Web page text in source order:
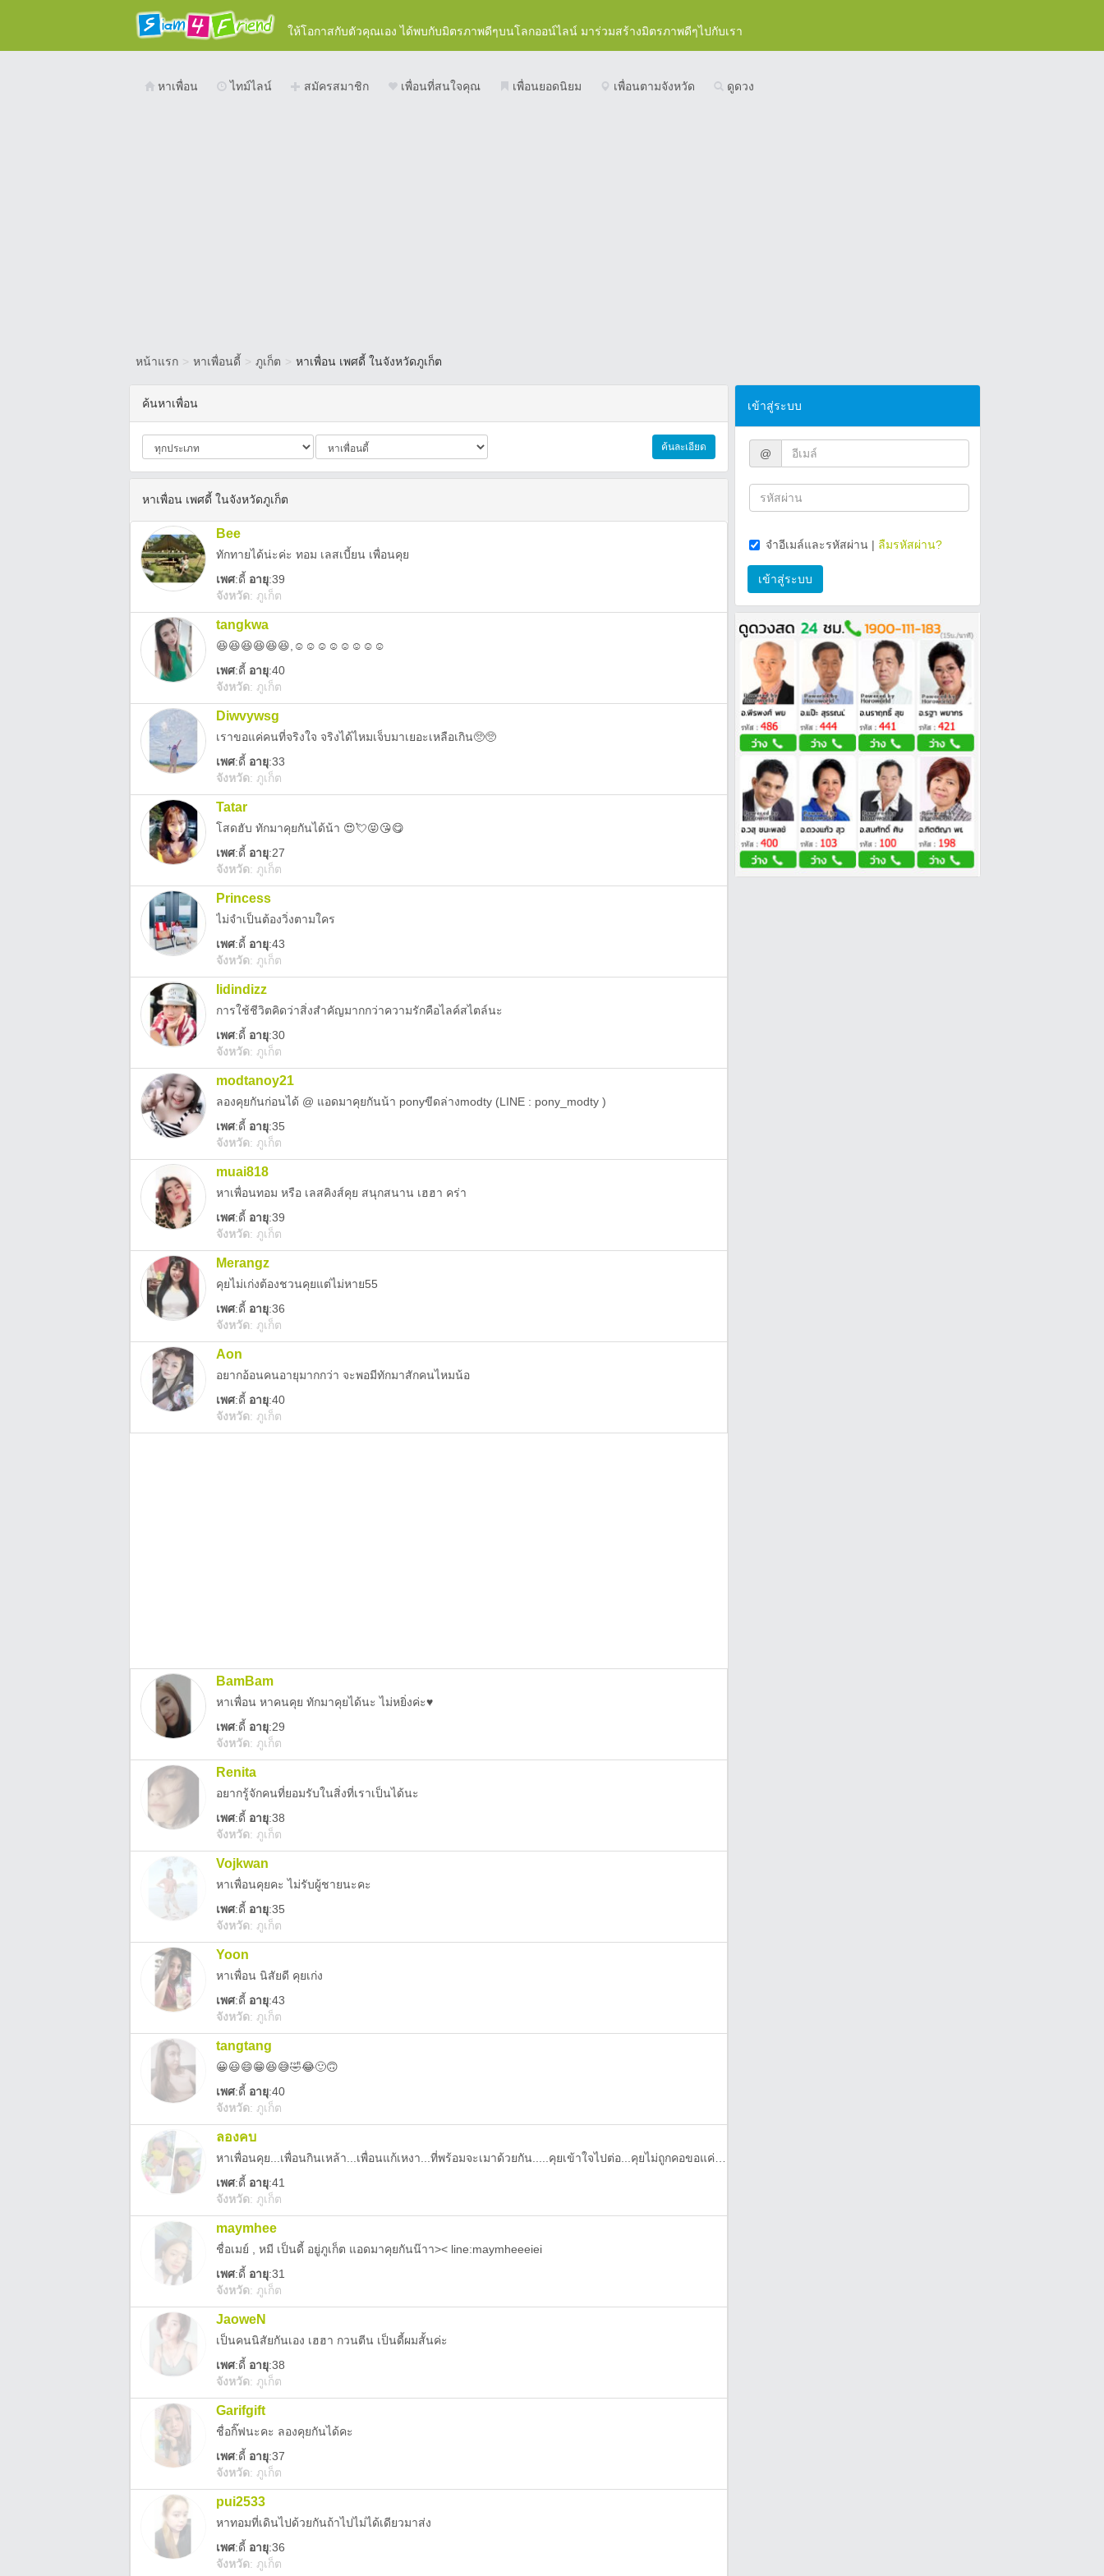
ให้โอกาสกับตัวคุณเอง ได้พบกับมิตรภาพดีๆบนโลกออน์ไลน์ มาร่วมสร้างมิตรภาพดีๆไปกับเรา
หาเพื่อน ไทม์ไลน์ สมัครสมาชิก เพื่อนที่สนใจคุณ เพื่อนยอดนิยม เพื่อนตามจังหวัด ดูดวง
หน้าแรก > หาเพื่อนดี้ > ภูเก็ต > หาเพื่อน เพศดี้ ในจังหวัดภูเก็ต
ค้นหาเพื่อน
ค้นละเอียด
หาเพื่อน เพศดี้ ในจังหวัดภูเก็ต
Bee
ทักทายได้น่ะค่ะ ทอม เลสเบี้ยน เพื่อนคุย
เพศ:ดี้ อายุ:39
จังหวัด: ภูเก็ต
tangkwa
😆😆😆😆😆😆,☺️☺️☺️☺️☺️☺️☺️☺️
เพศ:ดี้ อายุ:40
จังหวัด: ภูเก็ต
Diwvywsg
เราขอแค่คนที่จริงใจ จริงได้ไหมเจ็บมาเยอะเหลือเกิน🥺🥺
เพศ:ดี้ อายุ:33
จังหวัด: ภูเก็ต
Tatar
โสดฮับ ทักมาคุยกันได้น้า 😍💘😝😘😋
เพศ:ดี้ อายุ:27
จังหวัด: ภูเก็ต
Princess
ไม่จำเป็นต้องวิ่งตามใคร
เพศ:ดี้ อายุ:43
จังหวัด: ภูเก็ต
Iidindizz
การใช้ชีวิตคิดว่าสิ่งสำคัญมากกว่าความรักคือไลค์สไตล์นะ
เพศ:ดี้ อายุ:30
จังหวัด: ภูเก็ต
modtanoy21
ลองคุยกันก่อนได้ @ แอดมาคุยกันน้า ponyขีดล่างmodty (LINE : pony_modty )
เพศ:ดี้ อายุ:35
จังหวัด: ภูเก็ต
muai818
หาเพื่อนทอม หรือ เลสคิงส์คุย สนุกสนาน เฮฮา คร่า
เพศ:ดี้ อายุ:39
จังหวัด: ภูเก็ต
Merangz
คุยไม่เก่งต้องชวนคุยแต่ไม่หาย55
เพศ:ดี้ อายุ:36
จังหวัด: ภูเก็ต
Aon
อยากอ้อนคนอายุมากกว่า จะพอมีทักมาสักคนไหมน้อ
เพศ:ดี้ อายุ:40
จังหวัด: ภูเก็ต
BamBam
หาเพื่อน หาคนคุย ทักมาคุยได้นะ ไม่หยิ่งค่ะ♥️
เพศ:ดี้ อายุ:29
จังหวัด: ภูเก็ต
Renita
อยากรู้จักคนที่ยอมรับในสิ่งที่เราเป็นได้นะ
เพศ:ดี้ อายุ:38
จังหวัด: ภูเก็ต
Vojkwan
หาเพื่อนคุยคะ ไม่รับผู้ชายนะคะ
เพศ:ดี้ อายุ:35
จังหวัด: ภูเก็ต
Yoon
หาเพื่อน นิสัยดี คุยเก่ง
เพศ:ดี้ อายุ:43
จังหวัด: ภูเก็ต
tangtang
😀😃😄😁😆😅🤣😂🙂🙃
เพศ:ดี้ อายุ:40
จังหวัด: ภูเก็ต
ลองคบ
เพศ:ดี้ อายุ:41
จังหวัด: ภูเก็ต
maymhee
ชื่อเมย์ , หมี เป็นดี้ อยู่ภูเก็ต แอดมาคุยกันน๊าา>< line:maymheeeiei
เพศ:ดี้ อายุ:31
จังหวัด: ภูเก็ต
JaoweN
เป็นคนนิสัยกันเอง เฮฮา กวนตีน เป็นดี้ผมสั้นค่ะ
เพศ:ดี้ อายุ:38
จังหวัด: ภูเก็ต
Garifgift
ชื่อกิ๊ฟนะคะ ลองคุยกันได้คะ
เพศ:ดี้ อายุ:37
จังหวัด: ภูเก็ต
pui2533
หาทอมที่เดินไปด้วยกันถ้าไปไม่ได้เดียวมาส่ง
เพศ:ดี้ อายุ:36
จังหวัด: ภูเก็ต
เข้าสู่ระบบ
@
จำอีเมล์และรหัสผ่าน | ลืมรหัสผ่าน?
เข้าสู่ระบบ